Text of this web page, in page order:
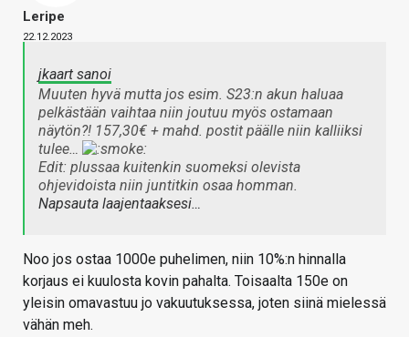
Leripe
22.12.2023
jkaart sanoi
Muuten hyvä mutta jos esim. S23:n akun haluaa
pelkästään vaihtaa niin joutuu myös ostamaan
näytön?! 157,30€ + mahd. postit päälle niin kalliiksi
tulee…
Edit: plussaa kuitenkin suomeksi olevista
ohjevidoista niin juntitkin osaa homman.
Napsauta laajentaaksesi…
Noo jos ostaa 1000e puhelimen, niin 10%:n hinnalla
korjaus ei kuulosta kovin pahalta. Toisaalta 150e on
yleisin omavastuu jo vakuutuksessa, joten siinä mielessä
vähän meh.